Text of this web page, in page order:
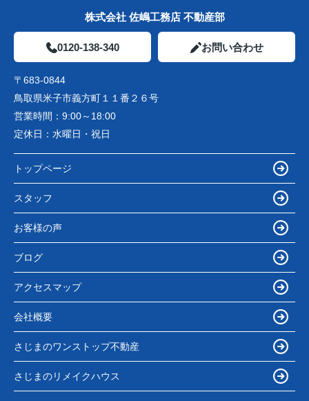
株式会社 佐嶋工務店 不動産部
0120-138-340 お問い合わせ
〒683-0844
鳥取県米子市義方町１１番２６号
営業時間： 9:00～18:00
定休日： 水曜日・祝日
トップページ
スタッフ
お客様の声
ブログ
アクセスマップ
会社概要
さじまのワンストップ不動産
さじまのリメイクハウス